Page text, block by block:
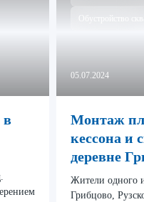
в
Обустройство
05.07.2024
Монтаж
кессона и
деревне
Жители одного
Грибцово,